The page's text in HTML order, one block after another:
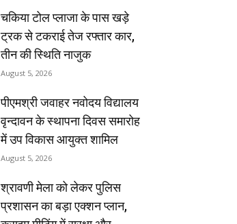
चकिया टोल प्लाजा के पास खड़े
ट्रक से टकराई तेज रफ्तार कार,
तीन की स्थिति नाजुक
August 5, 2026
पीएमश्री जवाहर नवोदय विद्यालय
वृन्दावन के स्थापना दिवस समारोह
में उप विकास आयुक्त शामिल
August 5, 2026
श्रावणी मेला को लेकर पुलिस
प्रशासन का बड़ा एक्शन प्लान,